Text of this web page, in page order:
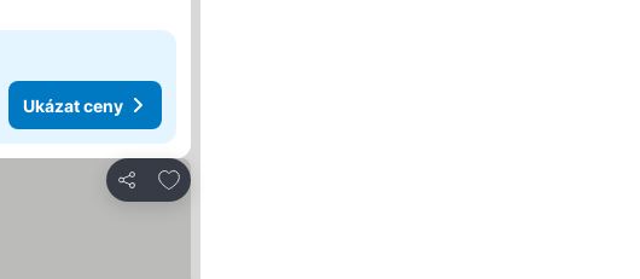
Ukázat ceny
Sdílet
Přidat na seznam oblíbených hotelů